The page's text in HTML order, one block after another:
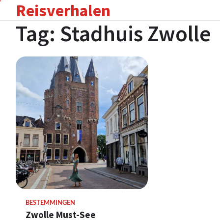
content
Reisverhalen
Tag: Stadhuis Zwolle
BESTEMMINGEN
Zwolle Must-See